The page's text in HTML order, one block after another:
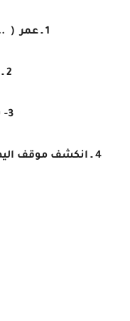
1 ـ عمر (
2 ـ
4 ـ انكشف موقف